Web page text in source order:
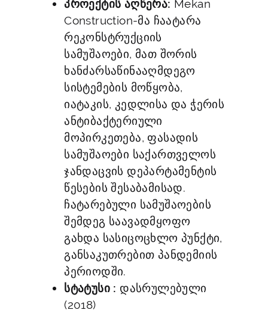
პროექტის აღწერა: Mekan
Construction-მა ჩაატარა
რეკონსტრუქციის
სამუშაოები, მათ შორის
ხანძარსაწინააღმდეგო
სისტემების მოწყობა,
იატაკის, კედლისა და ჭერის
ანტიბაქტერიული
მოპირკეთება, ფასადის
სამუშაოები საქართველოს
ჯანდაცვის დეპარტამენტის
წესების შესაბამისად.
ჩატარებული სამუშაოების
შემდეგ საავადმყოფო
გახდა სასიცოცხლო პუნქტი,
განსაკუთრებით პანდემიის
პერიოდში.
სტატუსი : დასრულებული
(2018)